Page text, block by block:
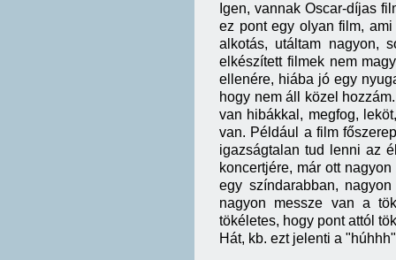
Igen, vannak Oscar-díjas
ez pont egy olyan film,
alkotás, utáltam nagyon,
elkészített filmek nem
ellenére, hiába jó egy
hogy nem áll közel
van hibákkal, megfog,
van. Például a film
igazságtalan tud lenni az
koncertjére, már ott
egy színdarabban,
nagyon messze van a
tökéletes, hogy pont attól
Hát, kb. ezt jelenti a